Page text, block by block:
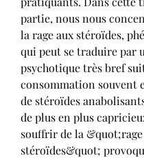
partie, nous nous
la rage aux stéroïdes,
qui peut se traduire par
psychotique très bref
consommation souvent
de stéroïdes
de plus en plus
souffrir de la &quot;rage
stéroïdes&quot;